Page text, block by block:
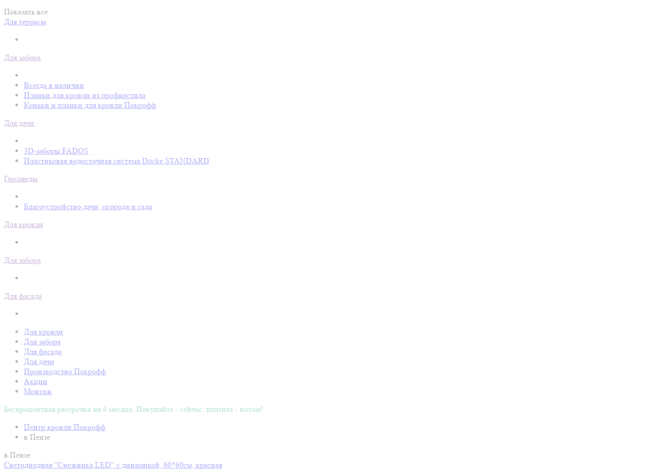
Показать все
Для террасы
Для забора
Всегда в наличии
Планки для кровли из профнастила
Коньки и планки для кровли Покрофф
Для дачи
3D-заборы FADOS
Пластиковая водосточная система Döcke STANDARD
Гирлянды
Благоустройство дачи, огорода и сада
Для кровли
Для забора
Для фасада
Для кровли
Для забора
Для фасада
Для дачи
Производство Покрофф
Акции
Монтаж
Беспроцентная рассрочка на 4 месяца. Покупайте - сейчас, платите - потом!
Центр кровли Покрофф
в Пензе
в Пензе
Светодиодная "Снежинка LED" с динамикой, 60*60см, красная